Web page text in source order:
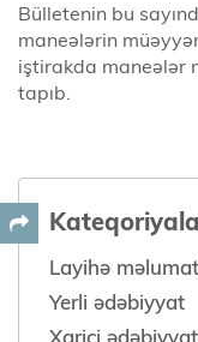
Bülletenin bu
maneələrin
iştirakda maneələr
tapıb.
Layihə
Yerli ədəbiyyat
Xarici ədəbiyyat